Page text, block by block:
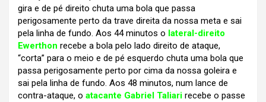
gira e de pé direito chuta uma bola que passa
perigosamente perto da trave direita da nossa meta e sai
pela linha de fundo. Aos 44 minutos o lateral-direito
Ewerthon recebe a bola pelo lado direito de ataque,
“corta” para o meio e de pé esquerdo chuta uma bola que
passa perigosamente perto por cima da nossa goleira e
sai pela linha de fundo. Aos 48 minutos, num lance de
contra-ataque, o atacante Gabriel Taliari recebe o passe